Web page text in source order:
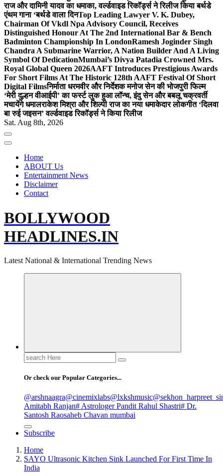
राज और दामिनी यादव का धमाका, वर्ल्डवाइड रिकॉर्ड्स ने रिलीज किया बर्थडे
एंथम गाना ‘बर्थडे वाला दिनTop Leading Lawyer V. K. Dubey,
Chairman Of Vkdl Npa Advisory Council, Receives
Distinguished Honour At The 2nd International Bar & Bench
Badminton Championship In LondonRamesh Joginder Singh
Chandra A Submarine Warrior, A Nation Builder And A Living
Symbol Of DedicationMumbai’s Divya Patadia Crowned Mrs.
Royal Global Queen 2026AAFT Introduces Prestigious Awards
For Short Films At The Historic 128th AAFT Festival Of Short
Digital Filmsनिर्माता धरमवीर और निर्देशक मनोज सेन की भोजपुरी फिल्म
‘मेरी दुल्हन वीआईपी’ का फर्स्ट लुक हुआ लॉन्च, इंदु सेन और बबलू चक्रवर्ती
मचायेंगे धमालराकेश मिश्रा और शिल्पी राज का नया धमाकेदार लोकगीत ‘दिलवा
बा रुई जइसन’ वर्ल्डवाइड रिकॉर्ड्स ने किया रिलीज
Sat. Aug 8th, 2026
Home
ABOUT Us
Entertainment News
Disclaimer
Contact
BOLLYWOOD
HEADLINES.IN
Latest National & International Trending News
Search
for:
Or check our Popular Categories...
@arshnaagra@cinemixlabs@lxkshmusic
Amitabh Ranjan# Astrologer Pandit Rahul Shastri# Dr.
Santosh Raosaheb Chavan mumbai
Subscribe
Home
SAYO Ultrasonic Kitchen Sink Launched For First Time In
India